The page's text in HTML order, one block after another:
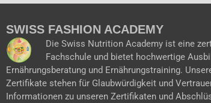
SWISS FASHION ACADEMY
Die Swiss Nutrition Academy ist eine
Fachschule und bietet hochwertige
Ernährungsberatung und Ernährungstraining.
Zertifikate stehen für Glaubwürdigkeit und
Informationen zu unseren Zertifikaten und